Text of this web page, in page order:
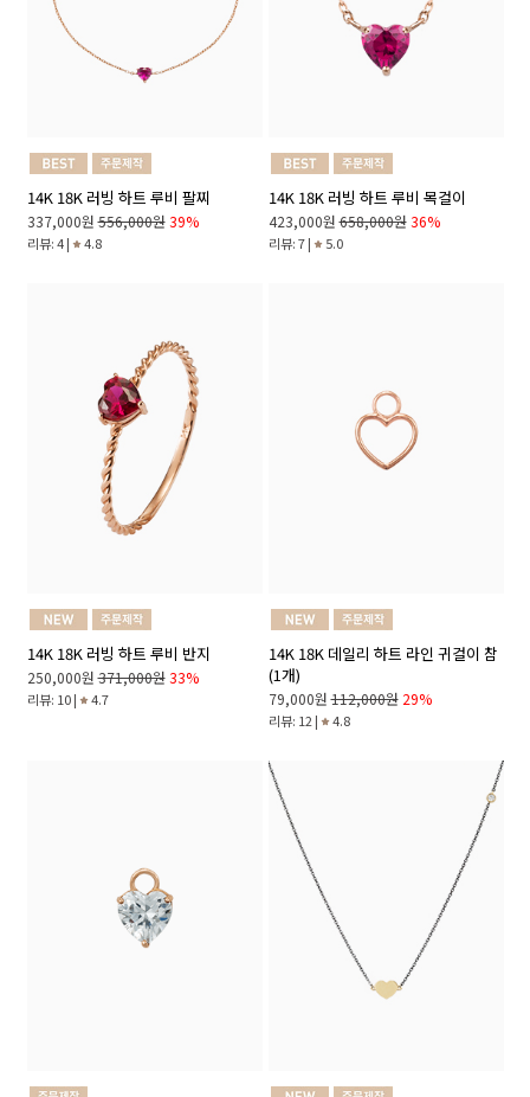
14K 18K 러빙 하트 루비 팔찌
337,000원 556,000원 39%
리뷰: 4 | 4.8
14K 18K 러빙 하트 루비 목걸이
423,000원 658,000원 36%
리뷰: 7 | 5.0
14K 18K 러빙 하트 루비 반지
250,000원 371,000원 33%
리뷰: 10 | 4.7
14K 18K 데일리 하트 라인 귀걸이 참
(1개)
79,000원 112,000원 29%
리뷰: 12 | 4.8